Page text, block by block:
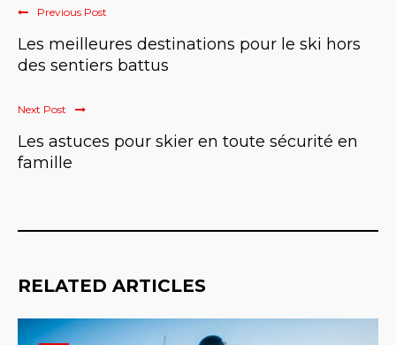
Previous Post
Les meilleures destinations pour le ski hors
des sentiers battus
Next Post
Les astuces pour skier en toute sécurité en
famille
RELATED ARTICLES